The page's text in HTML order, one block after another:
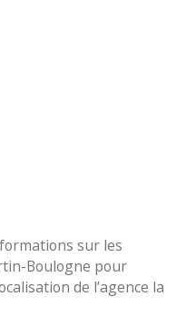
sur les
Boulogne pour
de l’agence la